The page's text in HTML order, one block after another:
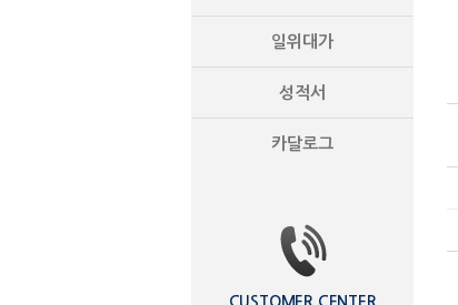
일위대가
성적서
카달로그
CUSTOMER CENTER